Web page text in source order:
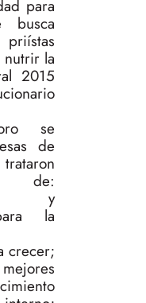
para
busca
priístas
la
2015
se
de
de:
y
la
crecer;